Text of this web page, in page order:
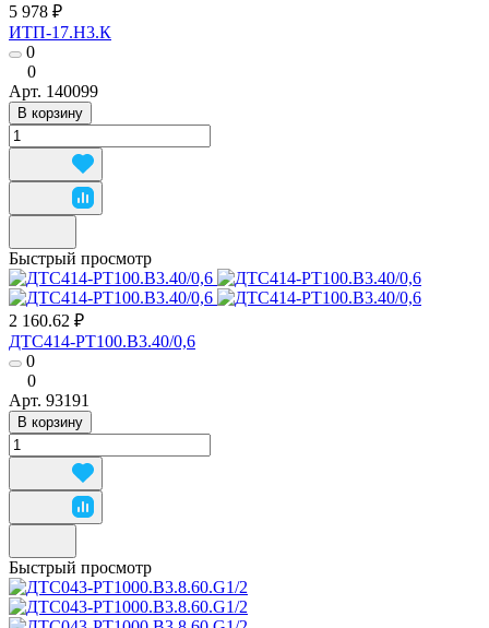
5 978 ₽
ИТП-17.Н3.К
0
0
Арт. 140099
В корзину
Быстрый просмотр
2 160.62 ₽
ДТС414-РТ100.В3.40/0,6
0
0
Арт. 93191
В корзину
Быстрый просмотр